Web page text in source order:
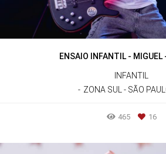
ENSAIO INFANTIL - MIGUEL
INFANTIL
ZONA SUL - SÃO
465 16